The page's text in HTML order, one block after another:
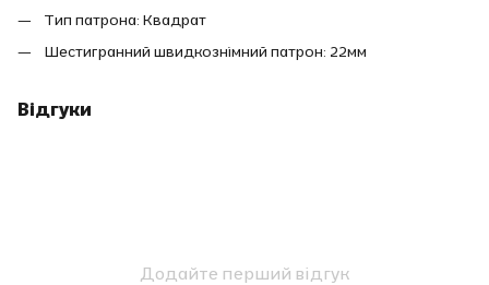
Тип патрона: Квадрат
Шестигранний швидкознімний патрон: 22мм
Відгуки
Додайте перший відгук